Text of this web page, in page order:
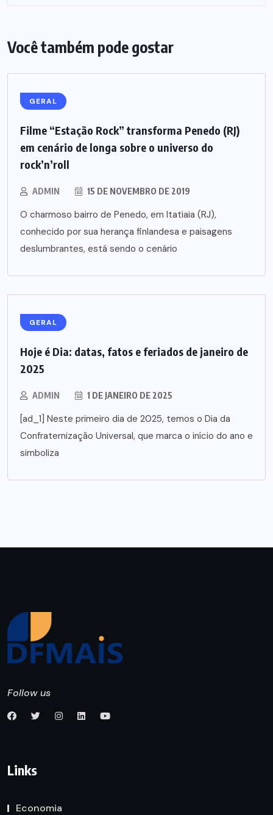
Você também pode gostar
GERAL
Filme “Estação Rock” transforma Penedo (RJ)
em cenário de longa sobre o universo do
rock’n’roll
ADMIN 15 DE NOVEMBRO DE 2019
O charmoso bairro de Penedo, em Itatiaia (RJ),
conhecido por sua herança finlandesa e paisagens
deslumbrantes, está sendo o cenário
GERAL
Hoje é Dia: datas, fatos e feriados de janeiro de
2025
ADMIN 1 DE JANEIRO DE 2025
[ad_1] Neste primeiro dia de 2025, temos o Dia da
Confraternização Universal, que marca o início do ano e
simboliza
Follow us
Links
Economia